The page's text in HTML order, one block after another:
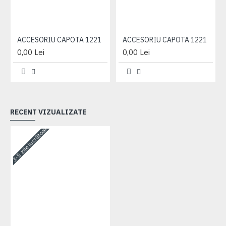
ACCESORIU CAPOTA 1221
0,00 Lei
ACCESORIU CAPOTA 1221
0,00 Lei
RECENT VIZUALIZATE
3-5 zile lucrătoare